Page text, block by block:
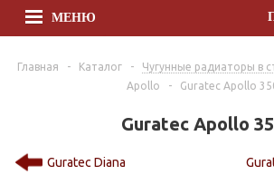
МЕНЮ
Главная - Каталог - Чугунные радиаторы в
Apollo
- Guratec Apollo
Guratec Apollo
Guratec Diana